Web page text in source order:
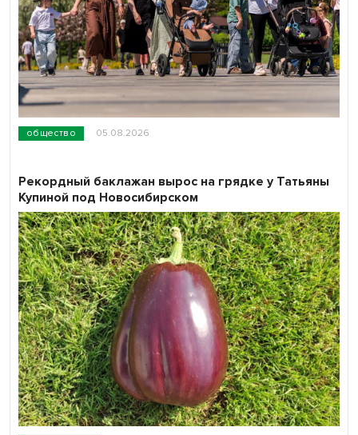
общество 05.08.2026
Рекордный баклажан вырос на грядке у Татьяны
Купиной под Новосибирском